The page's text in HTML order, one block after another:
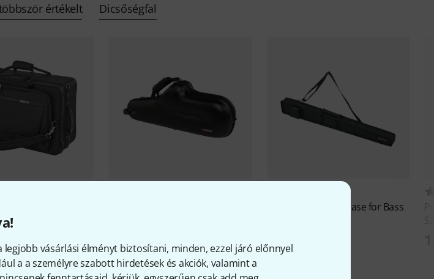
legjobb vásárlási élményt biztosítani, minden, ezzel járó előnnyel
a a személyre szabott hirdetések és akciók, valamint a
értékelt Dicsőségfal
62 200 Ft
A-228 Bow Case for Bass